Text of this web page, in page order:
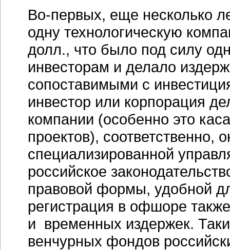
Во-первых, еще несколько
одну технологическую
долл., что было под силу
инвесторам и делало
сопоставимыми с
инвестор или корпорация
компании (особенно это
проектов), соответственно,
специализированной
российское
правовой формы, удобной
регистрация в офшоре
и временных издержек.
венчурных фондов